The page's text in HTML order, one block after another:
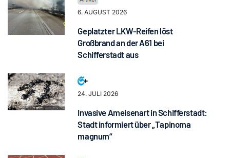
6. AUGUST 2026
Geplatzter LKW-Reifen löst
Großbrand an der A61 bei
Schifferstadt aus
24. JULI 2026
Invasive Ameisenart in Schifferstadt:
Stadt informiert über „Tapinoma
magnum“